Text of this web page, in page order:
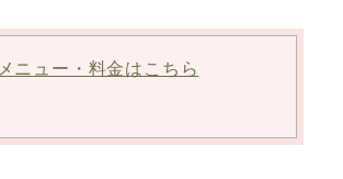
メニュー・料金はこちら